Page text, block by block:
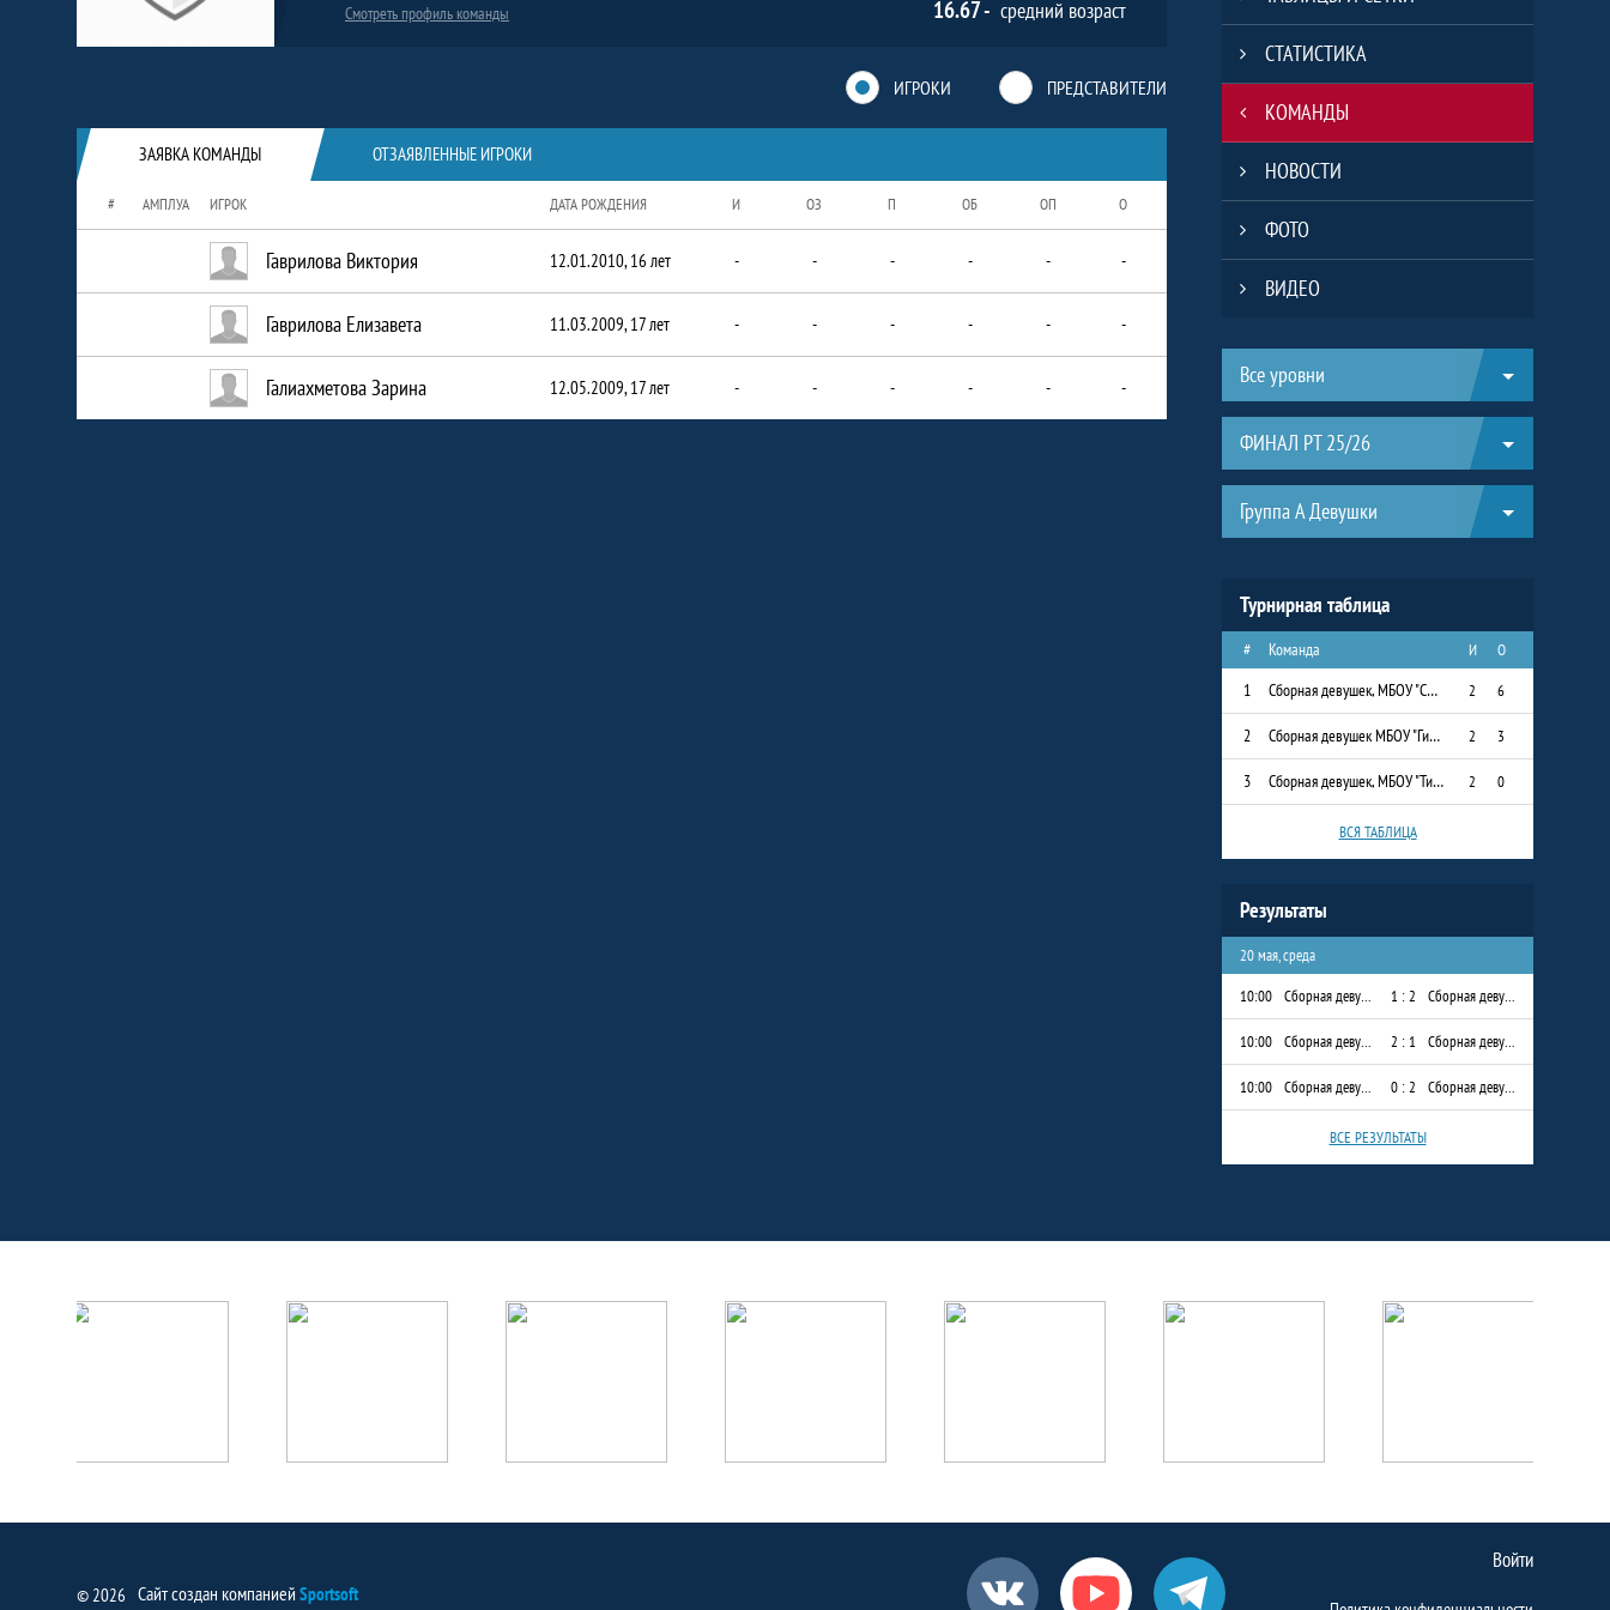
Краткая информация о команде
Смотреть профиль команды 16.67 - средний возраст
ИГРОКИ ПРЕДСТАВИТЕЛИ
ЗАЯВКА КОМАНДЫ ОТЗАЯВЛЕННЫЕ ИГРОКИ
# АМПЛУА ИГРОК ДАТА РОЖДЕНИЯ И ОЗ П ОБ ОП О
Гаврилова Виктория 12.01.2010, 16 лет - - - - - -
Гаврилова Елизавета 11.03.2009, 17 лет - - - - - -
Галиахметова Зарина 12.05.2009, 17 лет - - - - - -
СТАТИСТИКА
КОМАНДЫ
НОВОСТИ
ФОТО
ВИДЕО
Таблицы турнира
Все уровни
ФИНАЛ РТ 25/26
Группа А Девушки
Турнирная таблица
# Команда И О
1 Сборная девушек, МБОУ "СОШ № 8" 2 6
2 Сборная девушек МБОУ "Гимназия им. Наби Даули" 2 3
3 Сборная девушек, МБОУ "Тимершикская СОШ" 2 0
ВСЯ ТАБЛИЦА
Результаты
20 мая, среда
10:00
Сборная девушек МБОУ "Гимназия им. Наби Даули" 1 : 2 Сборная девушек, МБОУ "СОШ № 8"
10:00 Сборная девушек, МБОУ "СОШ № 8" 2 : 1 Сборная девушек, МБОУ "Тимершикская СОШ"
10:00 Сборная девушек, МБОУ "Тимершикская СОШ" 0 : 2 Сборная девушек МБОУ "Гимназия им. Наби Даули"
ВСЕ РЕЗУЛЬТАТЫ
Партнёры
© 2026 Сайт создан компанией Sportsoft
Войти